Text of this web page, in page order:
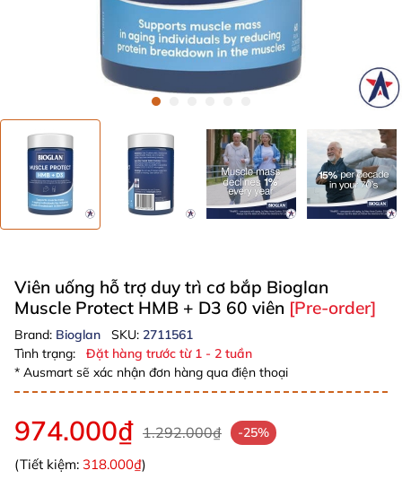
Viên uống hỗ trợ duy trì cơ bắp Bioglan
Muscle Protect HMB + D3 60 viên [Pre-order]
Brand: Bioglan SKU: 2711561
Tình trạng:
Đặt hàng trước từ 1 - 2 tuần
* Ausmart sẽ xác nhận đơn hàng qua điện thoại
974.000₫ 1.292.000₫ -25%
(Tiết kiệm: 318.000₫)